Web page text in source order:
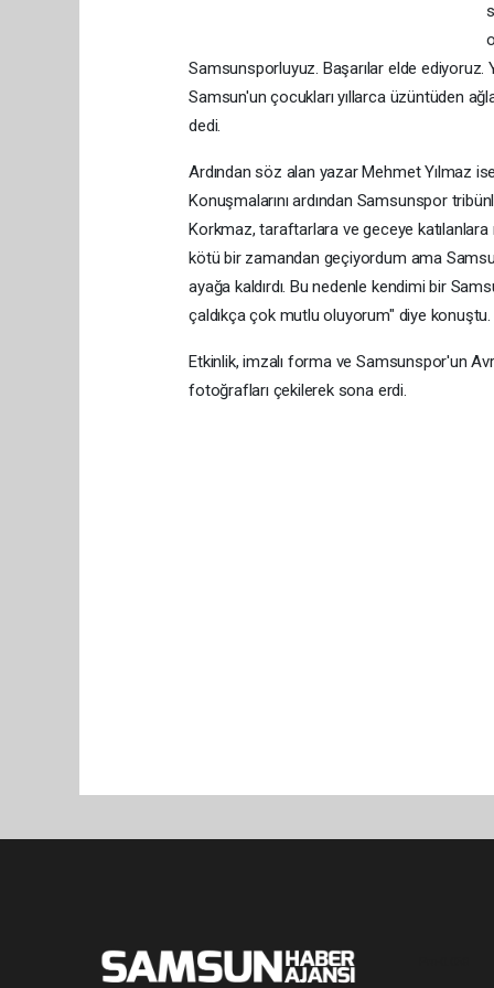
Samsunsporluyuz. Başarılar elde ediyoruz.
Samsun'un çocukları yıllarca üzüntüden
dedi.
Ardından söz alan yazar Mehmet Yılmaz
Konuşmalarını ardından Samsunspor
Korkmaz, taraftarlara ve geceye
kötü bir zamandan geçiyordum ama
ayağa kaldırdı. Bu nedenle kendimi bir
çaldıkça çok mutlu oluyorum" diye konuştu.
Etkinlik, imzalı forma ve Samsunspor'un
fotoğrafları çekilerek sona erdi.